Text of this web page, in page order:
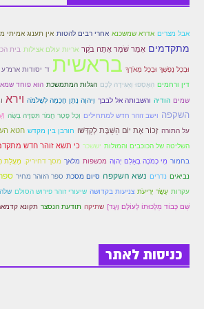
הזוהר הקדוש תרומה השקפה
הזוהר הקדוש תרומה מתקדמים
הזוהר הקדוש ספרא דצניעותא
הזוהר הקדוש תצווה השקפה
הזוהר הקדוש תצווה מתקדמים
ספר הזוהר הקדוש כי תשא השקפה
ספר הזוהר הקדוש כי תשא מתקדמים
ספר הזוהר הקדוש ויקהל מתקדמים
אבל מצרים אדרא שמשכנא אחרי רבים להטות אין תענוג אמיתי
מתקדמים אָמַר שֹׁמֵר אָתָה בֹקֶר אריות עולם אצילות בית
וּבְכָל נַפְשְׁךָ וּבְכָל מְאֹדֶךָ בראשית ד' יסודות ארמ"ע
דין ורחמים הֵאָסְפוּ וְאַגִּידָה לָכֶם הגלות המתמשכת הוא פוחד
שמים הודיה והשבותה אל לבבך וַיהוָה נָתַן חָכְמָה לִשְׁלֹמֹה וירא
השקפה וישב זוהר חדש למתחילים וְכָל פֶּטֶר חֲמֹר תִּפְדֶּה בְשֶׂה
על התורה זָכוֹר אֶת יוֹם הַשַּׁבָּת לְקַדְּשׁו חורבן בין מקדש חטא
השליטה של הכוכבים והמזלות יששכר כי תשא זוהר חדש
בחמור מִי כָמֹכָה בָּאֵלִם יְהוָה מכשפות מלאך מסך דחיריק. מַעֲלַת
נביאים נדרים נשא השקפה סיום מסכת ספר הזוהר מחיר
עקרות עֶשֶׂר יְרִיעֹת צניעות בקדושה שיעורי זוהר פירוש הסולם
שֵׁם כְּבוֹד מַלְכוּתוֹ לְעוֹלָם וָעֶד] שתיקה תודעת הנסצר תקונא
כניסות לאתר